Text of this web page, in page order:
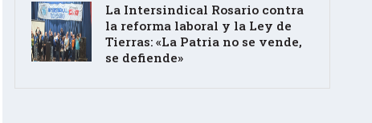
La Intersindical Rosario contra
la reforma laboral y la Ley de
Tierras: «La Patria no se vende,
se defiende»